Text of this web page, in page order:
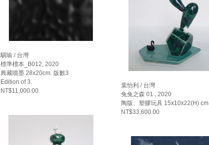
騆瑜 / 台灣
標準標本_B012, 2020
典藏噴墨 28x20cm. 版數3
Edition of 3.
NT$11,000.00
葉怡利 / 台灣
兔兔之森 01 , 2020
陶版、塑膠玩具 15x10x22(H) cm
NT$33,600.00